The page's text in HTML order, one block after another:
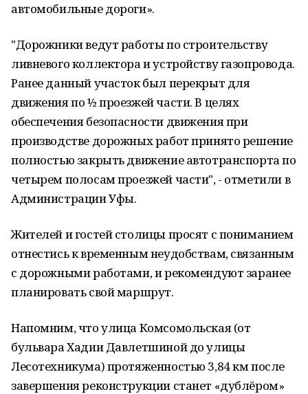
автомобильные дороги».
"Дорожники ведут работы по строительству
ливневого коллектора и устройству газопровода.
Ранее данный участок был перекрыт для
движения по ½ проезжей части. В целях
обеспечения безопасности движения при
производстве дорожных работ принято решение
полностью закрыть движение автотранспорта по
четырем полосам проезжей части", - отметили в
Администрации Уфы.
Жителей и гостей столицы просят с пониманием
отнестись к временным неудобствам, связанным
с дорожными работами, и рекомендуют заранее
планировать свой маршрут.
Напомним, что улица Комсомольская (от
бульвара Хадии Давлетшиной до улицы
Лесотехникума) протяженностью 3,84 км после
завершения реконструкции станет «дублёром»